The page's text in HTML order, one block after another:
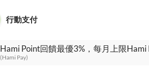
行動支付
Hami Point回饋最優3%，每月上限
(Hami Pay)